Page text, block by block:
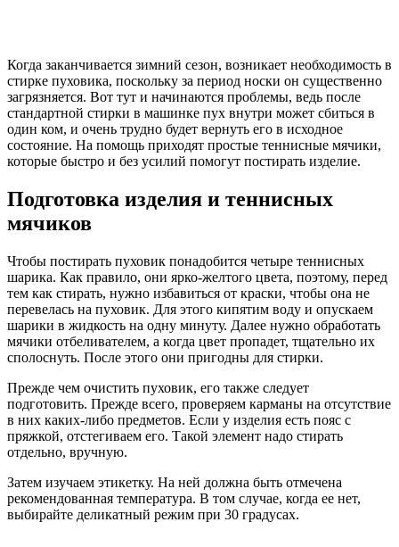
Когда заканчивается зимний сезон, возникает необходимость в
стирке пуховика, поскольку за период носки он существенно
загрязняется. Вот тут и начинаются проблемы, ведь после
стандартной стирки в машинке пух внутри может сбиться в
один ком, и очень трудно будет вернуть его в исходное
состояние. На помощь приходят простые теннисные мячики,
которые быстро и без усилий помогут постирать изделие.
Подготовка изделия и теннисных
мячиков
Чтобы постирать пуховик понадобится четыре теннисных
шарика. Как правило, они ярко-желтого цвета, поэтому, перед
тем как стирать, нужно избавиться от краски, чтобы она не
перевелась на пуховик. Для этого кипятим воду и опускаем
шарики в жидкость на одну минуту. Далее нужно обработать
мячики отбеливателем, а когда цвет пропадет, тщательно их
сполоснуть. После этого они пригодны для стирки.
Прежде чем очистить пуховик, его также следует
подготовить. Прежде всего, проверяем карманы на отсутствие
в них каких-либо предметов. Если у изделия есть пояс с
пряжкой, отстегиваем его. Такой элемент надо стирать
отдельно, вручную.
Затем изучаем этикетку. На ней должна быть отмечена
рекомендованная температура. В том случае, когда ее нет,
выбирайте деликатный режим при 30 градусах.